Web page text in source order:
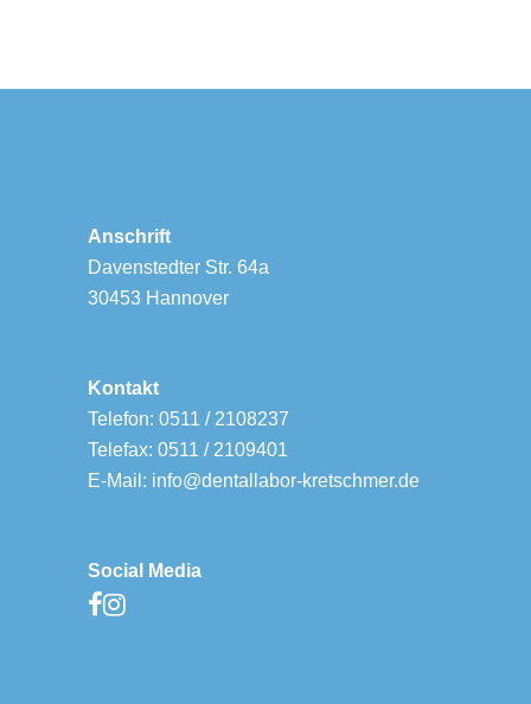
Anschrift
Davenstedter Str. 64a
30453 Hannover
Kontakt
Telefon: 0511 / 2108237
Telefax: 0511 / 2109401
E-Mail: info@dentallabor-kretschmer.de
Social Media